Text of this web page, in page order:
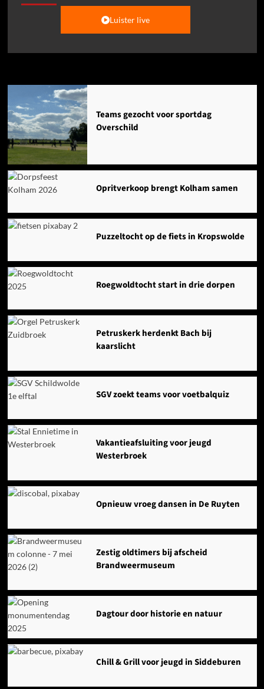
Luister live
Agenda
Teams gezocht voor sportdag
Overschild
Opritverkoop brengt Kolham samen
Puzzeltocht op de fiets in Kropswolde
Roegwoldtocht start in drie dorpen
Petruskerk herdenkt Bach bij
kaarslicht
SGV zoekt teams voor voetbalquiz
Vakantieafsluiting voor jeugd
Westerbroek
Opnieuw vroeg dansen in De Ruyten
Zestig oldtimers bij afscheid
Brandweermuseum
Dagtour door historie en natuur
Chill & Grill voor jeugd in Siddeburen